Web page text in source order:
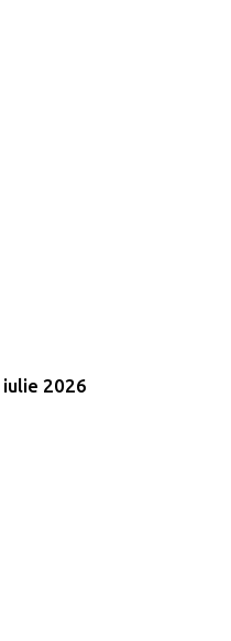
iulie 2026